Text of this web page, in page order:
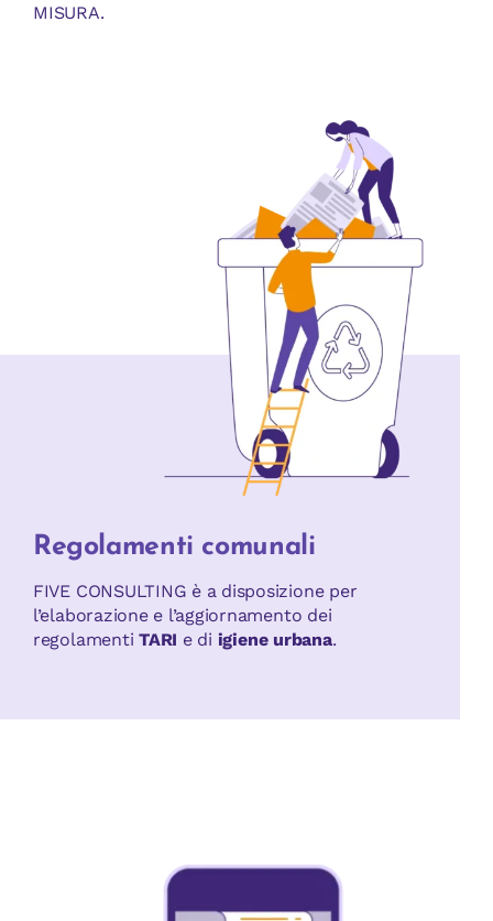
MISURA.
Regolamenti comunali
FIVE CONSULTING è a disposizione per
l’elaborazione e l’aggiornamento dei
regolamentiTARI e di igiene urbana.